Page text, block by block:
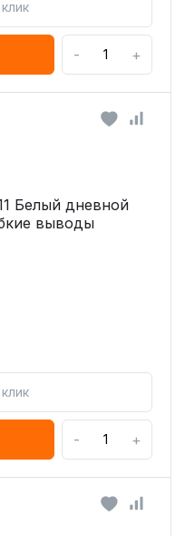
- +
Белый дневной
выводы
- +